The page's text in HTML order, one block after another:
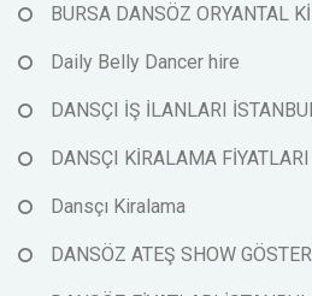
BURSA DANSÖZ ORYANTAL
Daily Belly Dancer hire
DANSÇI İŞ İLANLARI
DANSÇI KİRALAMA FİYATLARI
Dansçı Kiralama
DANSÖZ ATEŞ SHOW